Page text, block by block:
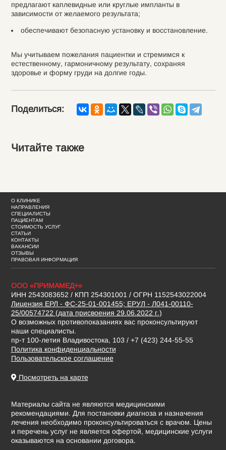
предлагают каплевидные или круглые импланты в
зависимости от желаемого результата;
обеспечивают безопасную установку и восстановление.
Мы учитываем пожелания пациентки и стремимся к
естественному, гармоничному результату, сохраняя
здоровье и форму груди на долгие годы.
Поделиться:
Читайте также
О КЛИНИКЕ
НАПРАВЛЕНИЯ
СПЕЦИАЛИСТЫ
ПАЦИЕНТАМ
СТОИМОСТЬ УСЛУГ
СТАТЬИ
КОНТАКТЫ
ВАКАНСИИ
ОТЗЫВЫ
ПРАВОВАЯ ИНФОРМАЦИЯ
ООО «ПРИМАМЕД+»
ИНН 2543083652 / КПП 254301001 / ОГРН 1152543022004
Лицензия ЕРЛ - ФС-25-01-001455; ЕРУЛ - Л041-00110-
25/00574722 (дата присвоения 29.06.2022 г.)
О возможных противопоказаниях вас проконсультируют
наши специалисты.
пр-т 100-летия Владивостока, 103 / +7 (423) 244-55-55
Политика конфиденциальности
Пользовательское соглашение
Посмотреть на карте
Материалы сайта не являются медицинскими
рекомендациями. Для постановки диагноза и назначения
лечения необходимо проконсультироваться с врачом. Цены
и перечень услуг не является офертой, медицинские услуги
оказываются на основании договора.